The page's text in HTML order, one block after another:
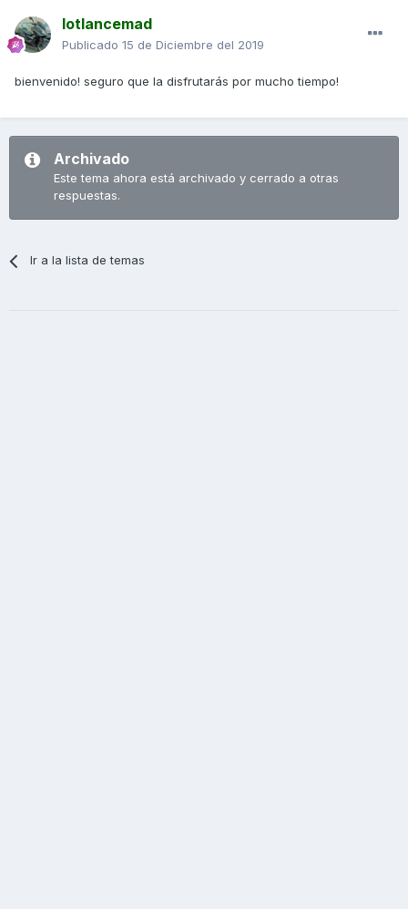
lotlancemad
Publicado 15 de Diciembre del 2019
bienvenido! seguro que la disfrutarás por mucho tiempo!
Archivado
Este tema ahora está archivado y cerrado a otras
respuestas.
Ir a la lista de temas